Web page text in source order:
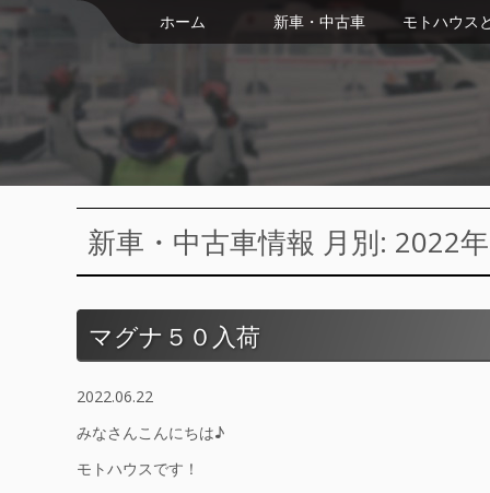
ホーム 新車・中古車 モトハウス
新車・中古車情報 月別: 2022
マグナ５０入荷
2022.06.22
みなさんこんにちは♪
モトハウスです！